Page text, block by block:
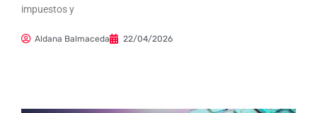
impuestos y
Aldana Balmaceda 22/04/2026